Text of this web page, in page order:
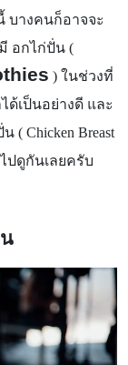
บางคนก็อาจจะ
อกไก่ปั่น (
) ในช่วงที่
เป็นอย่างดี และ
Chicken Breast
ไปดูกันเลยครับ